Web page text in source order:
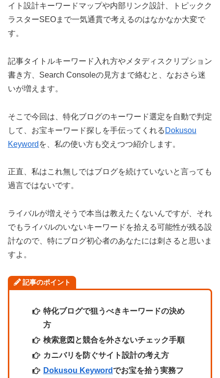
イト設計キーワードマップや内部リンク設計、トピックク
ラスターSEOまで一気通貫で考えるのはなかなか大変で
す。
記事タイトルキーワード入れ方やメタディスクリプション
書き方、Search Consoleの見方まで絡むと、なおさら迷
いが増えます。
そこで今回は、特化ブログのキーワード選定を自動で判定
して、お宝キーワード探しを手伝ってくれる Dokusou
Keyword を、私の使い方も交えつつ紹介します。
正直、私はこれ無しではブログを続けていないと言っても
過言ではないです。
ライバルが増えそうで本当は教えたくないんですが、それ
でもライバルのいないキーワードを拾える可能性が残る設
計なので、特にブログ初心者のあなたには刺さると思いま
すよ。
記事のポイント
特化ブログで狙うべきキーワードの決め
方
検索意図と競合を外さないチェック手順
カニバリを防ぐサイト設計の考え方
Dokusou Keywordでお宝を拾う実務フ